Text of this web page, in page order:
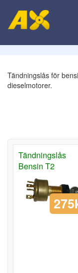
Tändningslås för
dieselmotorer.
Tändningslås
Bensin T2